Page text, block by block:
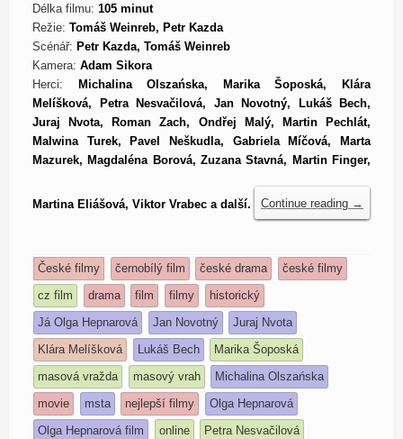
Délka filmu: 105 minut
Režie: Tomáš Weinreb, Petr Kazda
Scénář: Petr Kazda, Tomáš Weinreb
Kamera: Adam Sikora
Herci:
Michalina Olszańska, Marika Šoposká, Klára
Melíšková, Petra Nesvačilová, Jan Novotný, Lukáš Bech,
Juraj Nvota, Roman Zach, Ondřej Malý, Martin Pechlát,
Malwina Turek, Pavel Neškudla, Gabriela Míčová, Marta
Mazurek, Magdaléna Borová, Zuzana Stavná, Martin Finger,
Martina Eliášová, Viktor Vrabec a další. Continue reading →
České filmy černobílý film české drama
české filmy
cz film
drama film filmy
historický
Já Olga Hepnarová
Jan Novotný
Juraj Nvota
Klára Melíšková
Lukáš Bech
Marika Šoposká
masová vražda
masový vrah
Michalina Olszańska
movie
msta nejlepší filmy
Olga Hepnarová
Olga Hepnarová film
online
Petra Nesvačilová